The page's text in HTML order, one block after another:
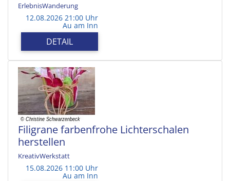
ErlebnisWanderung
12.08.2026 21:00 Uhr
Au am Inn
DETAIL
Filigrane farbenfrohe Lichterschalen
herstellen
KreativWerkstatt
15.08.2026 11:00 Uhr
Au am Inn